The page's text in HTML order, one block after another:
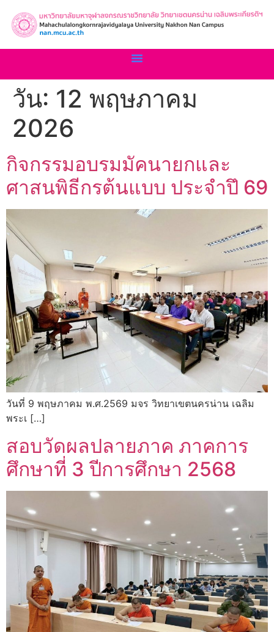
วัน: 12 พฤษภาคม
2026
กิจกรรมอบรมมัคนายกและ
ศาสนพิธีกรต้นแบบ ประจำปึ 69
วันที่ 9 พฤษภาคม พ.ศ.2569 มจร วิทยาเขตนครน่าน เฉลิม
พระเ […]
สอบวัดผลปลายภาค ภาคการ
ศึกษาที่ 3 ปีการศึกษา 2568